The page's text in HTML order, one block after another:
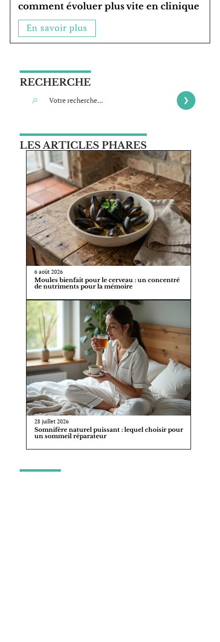
comment évoluer plus vite en clinique
En savoir plus
RECHERCHE
LES ARTICLES PHARES
6 août 2026
Moules bienfait pour le cerveau : un concentré
de nutriments pour la mémoire
28 juillet 2026
Somnifère naturel puissant : lequel choisir pour
un sommeil réparateur